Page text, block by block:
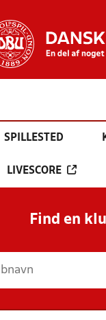
SPILLESTED
LIVESCORE
Find en